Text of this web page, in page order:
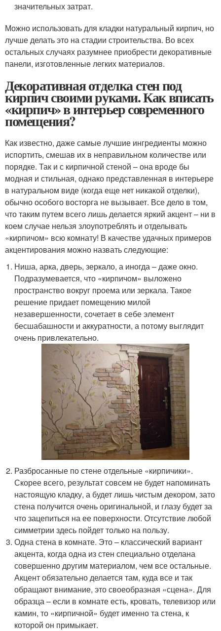
значительных затрат.
Можно использовать для кладки натуральный кирпич, но
лучше делать это на стадии строительства. Во всех
остальных случаях разумнее приобрести декоративные
панели, изготовленные легких материалов.
Декоративная отделка стен под
кирпич своими руками. Как вписать
«кирпич» в интерьер современного
помещения?
Как известно, даже самые лучшие ингредиенты можно
испортить, смешав их в неправильном количестве или
порядке. Так и с кирпичной стеной – она вроде бы
модная и стильная, однако представленная в интерьере
в натуральном виде (когда еще нет никакой отделки),
обычно особого восторга не вызывает. Все дело в том,
что таким путем всего лишь делается яркий акцент – ни в
коем случае нельзя злоупотреблять и отделывать
«кирпичом» всю комнату! В качестве удачных примеров
акцентирования можно назвать следующие:
Ниша, арка, дверь, зеркало, а иногда – даже окно.
Подразумевается, что «кирпичом» выложено
пространство вокруг проема или зеркала. Такое
решение придает помещению милой
незавершенности, сочетает в себе элемент
бесшабашности и аккуратности, а потому выглядит
очень привлекательно.
Разбросанные по стене отдельные «кирпичики».
Скорее всего, результат совсем не будет напоминать
настоящую кладку, а будет лишь чистым декором, зато
стена получится очень оригинальной, и глазу будет за
что зацепиться на ее поверхности. Отсутствие любой
симметрии здесь пойдет только на пользу.
Одна стена в комнате. Это – классический вариант
акцента, когда одна из стен специально отделана
совершенно другим материалом, чем все остальные.
Акцент обязательно делается там, куда все и так
обращают внимание, это своеобразная «сцена». Для
образца – если в комнате есть, кровать, телевизор или
камин, то «кирпичной» будет именно та стена, к
которой он примыкает.